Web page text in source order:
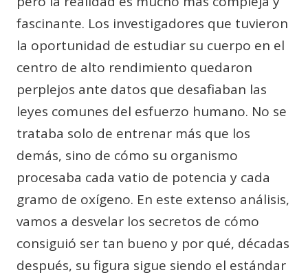
fascinante. Los investigadores que tuvieron
la oportunidad de estudiar su cuerpo en el
centro de alto rendimiento quedaron
perplejos ante datos que desafiaban las
leyes comunes del esfuerzo humano. No se
trataba solo de entrenar más que los
demás, sino de cómo su organismo
procesaba cada vatio de potencia y cada
gramo de oxígeno. En este extenso análisis,
vamos a desvelar los secretos de cómo
consiguió ser tan bueno y por qué, décadas
después, su figura sigue siendo el estándar